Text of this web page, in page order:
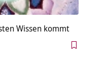
Wissen kommt